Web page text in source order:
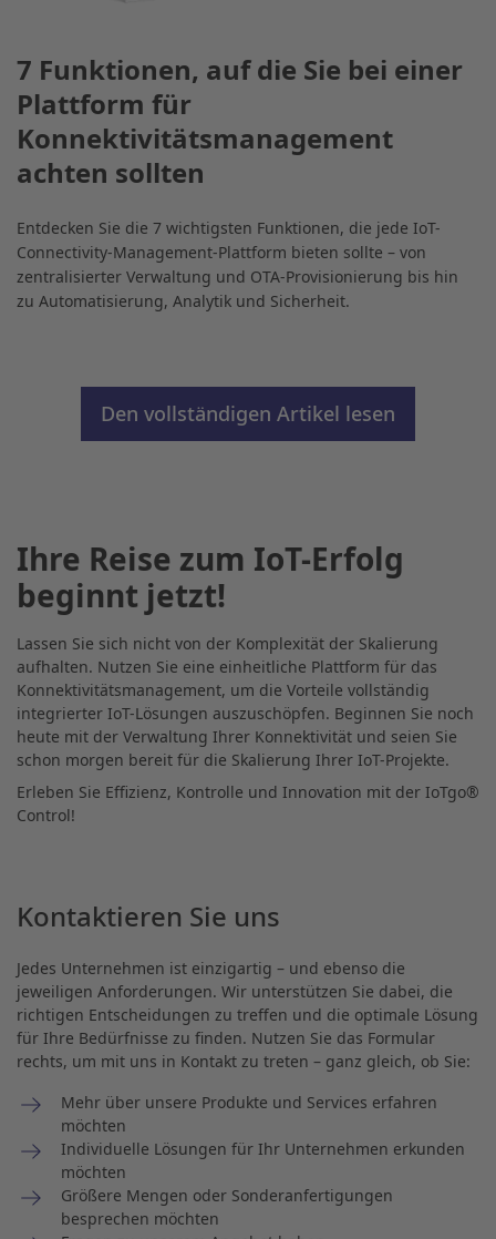
7 Funktionen, auf die Sie bei einer
Plattform für
Konnektivitätsmanagement
achten sollten
Entdecken Sie die 7 wichtigsten Funktionen, die jede IoT-
Connectivity-Management-Plattform bieten sollte – von
zentralisierter Verwaltung und OTA-Provisionierung bis hin
zu Automatisierung, Analytik und Sicherheit.
Den vollständigen Artikel lesen
Ihre Reise zum IoT-Erfolg
beginnt jetzt!
Lassen Sie sich nicht von der Komplexität der Skalierung
aufhalten. Nutzen Sie eine einheitliche Plattform für das
Konnektivitätsmanagement, um die Vorteile vollständig
integrierter IoT-Lösungen auszuschöpfen. Beginnen Sie noch
heute mit der Verwaltung Ihrer Konnektivität und seien Sie
schon morgen bereit für die Skalierung Ihrer IoT-Projekte.
Erleben Sie Effizienz, Kontrolle und Innovation mit der IoTgo®
Control!
Kontaktieren Sie uns
Jedes Unternehmen ist einzigartig – und ebenso die
jeweiligen Anforderungen. Wir unterstützen Sie dabei, die
richtigen Entscheidungen zu treffen und die optimale Lösung
für Ihre Bedürfnisse zu finden. Nutzen Sie das Formular
rechts, um mit uns in Kontakt zu treten – ganz gleich, ob Sie:
Mehr über unsere Produkte und Services erfahren
möchten
Individuelle Lösungen für Ihr Unternehmen erkunden
möchten
Größere Mengen oder Sonderanfertigungen
besprechen möchten